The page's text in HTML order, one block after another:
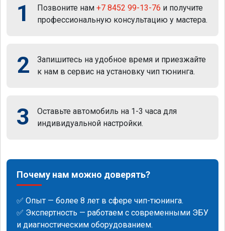
1 Позвоните нам +7 8452 99-13-76 и получите
профессиональную консультацию у мастера.
2
Запишитесь на удобное время и приезжайте
к нам в сервис на установку чип тюнинга.
3
Оставьте автомобиль на 1-3 часа для
индивидуальной настройки.
Почему нам можно доверять?
✅ Опыт — более 8 лет в сфере чип-тюнинга.
✅ Экспертность — работаем с современными ЭБУ
и диагностическим оборудованием.